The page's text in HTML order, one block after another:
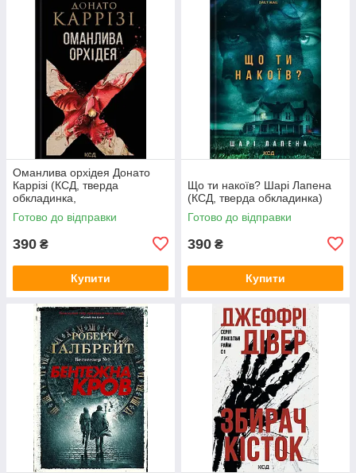
Оманлива орхідея Донато
Каррізі (КСД, тверда
обкладинка,
суперобкладинка)
Готово до відправки
390 ₴
Купити
Що ти накоїв? Шарі Лапена
(КСД, тверда обкладинка)
Готово до відправки
390 ₴
Купити